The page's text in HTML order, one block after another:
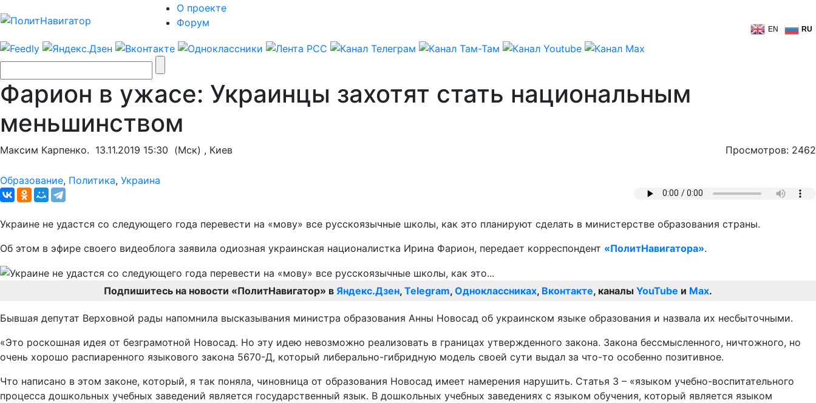
О проекте
Форум
EN RU
Фарион в ужасе: Украинцы захотят стать национальным
меньшинством
Максим Карпенко. 13.11.2019 15:30 (Мск) , Киев Просмотров: 2462
Образование, Политика, Украина
Украине не удастся со следующего года перевести на «мову» все русскоязычные школы, как это планируют сделать в министерстве образования страны.
Об этом в эфире своего видеоблога заявила одиозная украинская националистка Ирина Фарион, передает корреспондент «ПолитНавигатора».
Подпишитесь на новости «ПолитНавигатор» в Яндекс.Дзен, Telegram, Одноклассниках, Вконтакте, каналы YouTube и Max.
Бывшая депутат Верховной рады напомнила высказывания министра образования Анны Новосад об украинском языке образования и назвала их несбыточными.
«Это роскошная идея от безграмотной Новосад. Но эту идею невозможно реализовать в границах утвержденного закона. Закона бессмысленного, ничтожного, но
очень хорошо распиаренного языкового закона 5670-Д, который либерально-гибридную модель своей сути выдал за что-то особенно позитивное.
Что написано в этом законе, который, я так поняла, чиновница от образования Новосад имеет намерения нарушить. Статья 3 – «языком учебно-воспитательного
процесса дошкольных учебных заведений является государственный язык. В дошкольных учебных заведениях с языком обучения, который является языком